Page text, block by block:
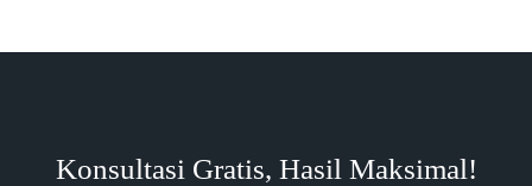
Konsultasi Gratis, Hasil Maksimal!